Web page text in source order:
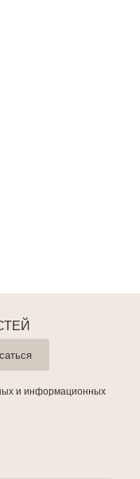
и информационных